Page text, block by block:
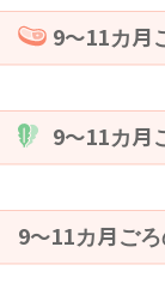
9〜11カ月
9〜11カ月
9〜11カ月ご